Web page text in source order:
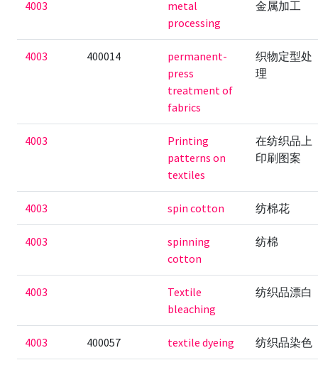
4003
metal
processing
金属加工
4003 400014
permanent-
press
treatment of
fabrics
织物定型处
理
4003
Printing
patterns on
textiles
在纺织品上
印刷图案
4003 spin cotton 纺棉花
4003
spinning
cotton
纺棉
4003
Textile
bleaching
纺织品漂白
4003 400057 textile dyeing 纺织品染色